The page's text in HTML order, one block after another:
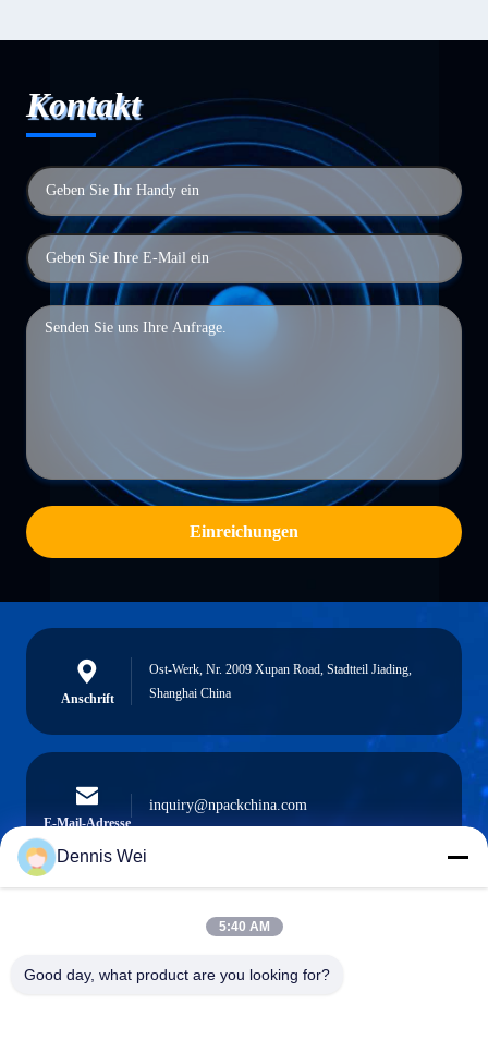
Kontakt
Einreichungen
Anschrift
Ost-Werk, Nr. 2009 Xupan Road, Stadtteil Jiading,
Shanghai China
E-Mail-Adresse
inquiry@npackchina.com
0086-21-66035560
Dennis Wei
5:40 AM
Good day, what product are you looking for?